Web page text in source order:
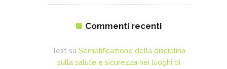
Commenti recenti
Test su Semplificazione della disciplina
sulla salute e sicurezza nei luoghi di